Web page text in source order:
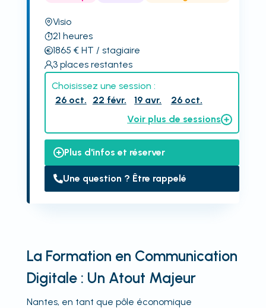
Visio
21 heures
1865 € HT / stagiaire
3 places restantes
Choisissez une session :
26 oct.
22 févr. 19 avr.
26 oct.
Voir plus de sessions
Plus d'infos et réserver
Une question ? Être rappelé
La Formation en Communication
Digitale : Un Atout Majeur
Nantes, en tant que pôle économique